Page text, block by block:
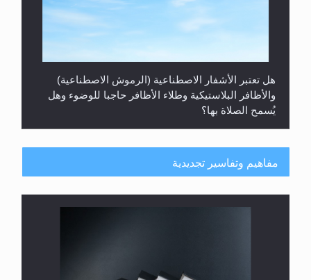
هل تعتبر الأشفار الاصطناعية (الرموش الاصطناعية)
والأظافر البلاستيكية وطلاء الأظافر حاجبا للوضوء وهل
يُسمح الصلاة بها؟
مفاهيم وتفاسير تجديدية